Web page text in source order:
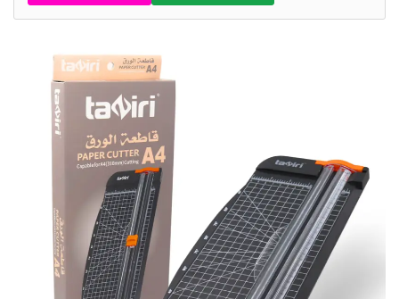
للطلب